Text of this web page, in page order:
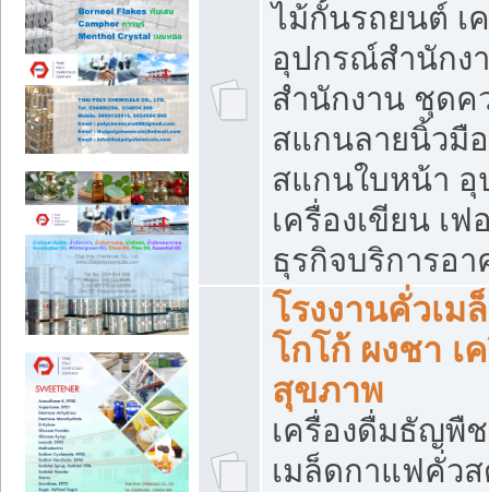
ไม้กั้นรถยนต์ เ
อุปกรณ์สำนักง
สำนักงาน ชุดค
สแกนลายนิ้วมื
สแกนใบหน้า
เครื่องเขียน เ
ธุรกิจบริการอ
โรงงานคั่วเม
โกโก้ ผงชา เ
สุขภาพ
เครื่องดื่มธัญพื
เมล็ดกาแฟคั่ว